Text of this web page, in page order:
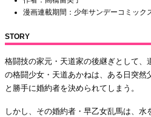
漫画連載期間：少年サンデーコミック
STORY
格闘技の家元・天道家の後継ぎとして、
の格闘少女・天道あかねは、ある日突然
と勝手に婚約者を決められてしまう。
しかし、その婚約者・早乙女乱馬は、